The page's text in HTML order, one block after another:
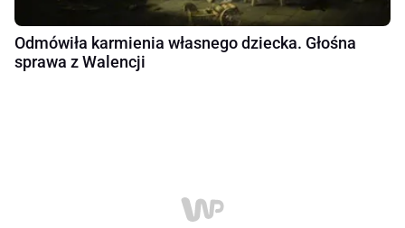
Odmówiła karmienia własnego dziecka. Głośna
sprawa z Walencji